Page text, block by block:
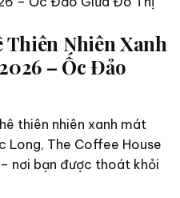
Thiên Nhiên Xanh
– Ốc Đảo
thiên nhiên xanh mát
Long, The Coffee House
nơi bạn được thoát khỏi